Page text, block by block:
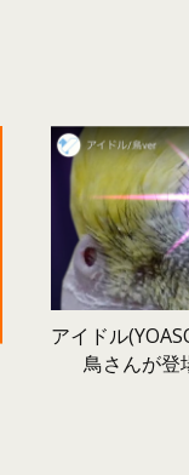
アイドル
鳥さんが登